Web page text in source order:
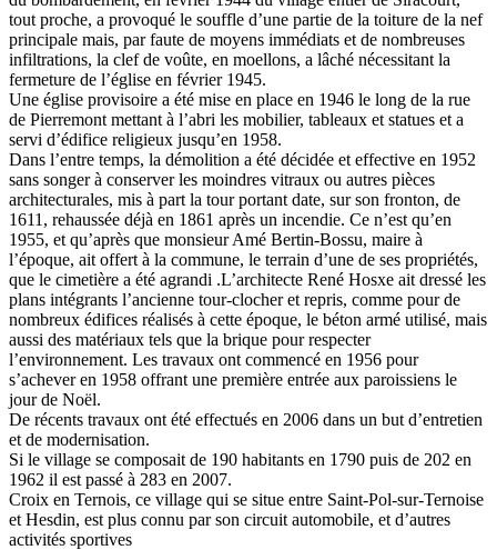
tout proche, a provoqué le souffle d’une partie de la toiture de la nef
principale mais, par faute de moyens immédiats et de nombreuses
infiltrations, la clef de voûte, en moellons, a lâché nécessitant la
fermeture de l’église en février 1945.
Une église provisoire a été mise en place en 1946 le long de la rue
de Pierremont mettant à l’abri les mobilier, tableaux et statues et a
servi d’édifice religieux jusqu’en 1958.
Dans l’entre temps, la démolition a été décidée et effective en 1952
sans songer à conserver les moindres vitraux ou autres pièces
architecturales, mis à part la tour portant date, sur son fronton, de
1611, rehaussée déjà en 1861 après un incendie. Ce n’est qu’en
1955, et qu’après que monsieur Amé Bertin-Bossu, maire à
l’époque, ait offert à la commune, le terrain d’une de ses propriétés,
que le cimetière a été agrandi .L’architecte René Hosxe ait dressé les
plans intégrants l’ancienne tour-clocher et repris, comme pour de
nombreux édifices réalisés à cette époque, le béton armé utilisé, mais
aussi des matériaux tels que la brique pour respecter
l’environnement. Les travaux ont commencé en 1956 pour
s’achever en 1958 offrant une première entrée aux paroissiens le
jour de Noël.
De récents travaux ont été effectués en 2006 dans un but d’entretien
et de modernisation.
Si le village se composait de 190 habitants en 1790 puis de 202 en
1962 il est passé à 283 en 2007.
Croix en Ternois, ce village qui se situe entre Saint-Pol-sur-Ternoise
et Hesdin, est plus connu par son circuit automobile, et d’autres
activités sportives